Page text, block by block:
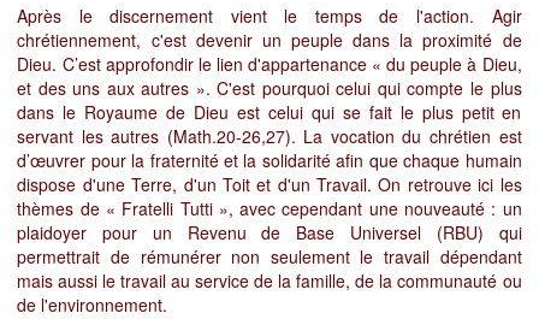
Après le discernement vient le temps de l'action. Agir
chrétiennement, c'est devenir un peuple dans la proximité de
Dieu. C’est approfondir le lien d'appartenance « du peuple à Dieu,
et des uns aux autres ».C'est pourquoi celui qui compte le plus
dans le Royaume de Dieu est celui qui se fait le plus petit en
servant les autres (Math.20-26,27). La vocation du chrétien est
d’œuvrer pour la fraternitéet la solidarité afin que chaque humain
dispose d'une Terre, d'un Toit et d'un Travail. On retrouve ici les
thèmes de « Fratelli Tutti », avec cependant une nouveauté : un
plaidoyer pour un Revenu de Base Universel (RBU) qui
permettrait de rémunérer non seulement le travail dépendant
mais aussi le travail au service de la famille, de la communauté ou
de l'environnement.